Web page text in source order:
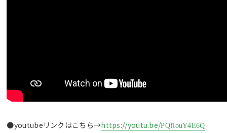
●youtubeリンクはこちら→https://youtu.be/PQfiouY4E6Q